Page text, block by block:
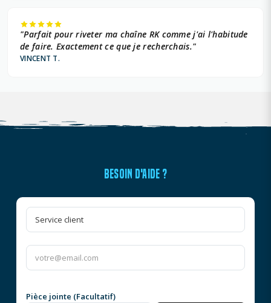
"Parfait pour riveter ma chaîne RK comme j'ai l'habitude
de faire. Exactement ce que je recherchais."
VINCENT T.
BESOIN D'AIDE ?
Pièce jointe (Facultatif)